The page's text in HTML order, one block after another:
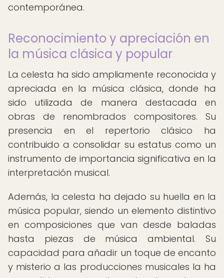
contemporánea.
Reconocimiento y apreciación en
la música clásica y popular
La celesta ha sido ampliamente reconocida y
apreciada en la música clásica, donde ha
sido utilizada de manera destacada en
obras de renombrados compositores. Su
presencia en el repertorio clásico ha
contribuido a consolidar su estatus como un
instrumento de importancia significativa en la
interpretación musical.
Además, la celesta ha dejado su huella en la
música popular, siendo un elemento distintivo
en composiciones que van desde baladas
hasta piezas de música ambiental. Su
capacidad para añadir un toque de encanto
y misterio a las producciones musicales la ha